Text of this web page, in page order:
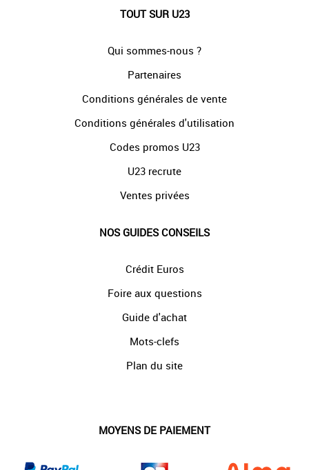
TOUT SUR U23
Qui sommes-nous ?
Partenaires
Conditions générales de vente
Conditions générales d'utilisation
Codes promos U23
U23 recrute
Ventes privées
NOS GUIDES CONSEILS
Crédit Euros
Foire aux questions
Guide d'achat
Mots-clefs
Plan du site
MOYENS DE PAIEMENT